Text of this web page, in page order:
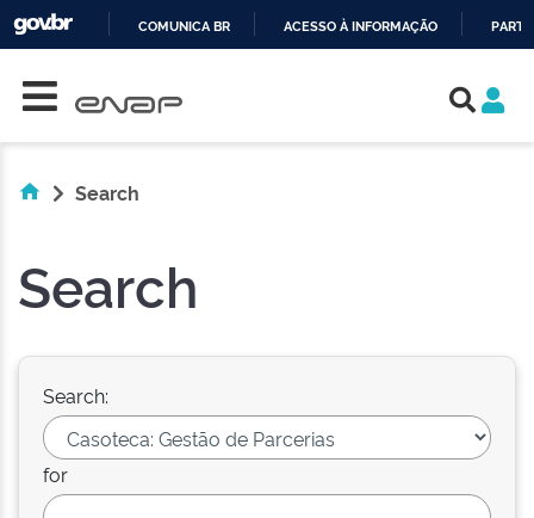
COMUNICA BR ACESSO À INFORMAÇÃO
Search
Search
Search:
for